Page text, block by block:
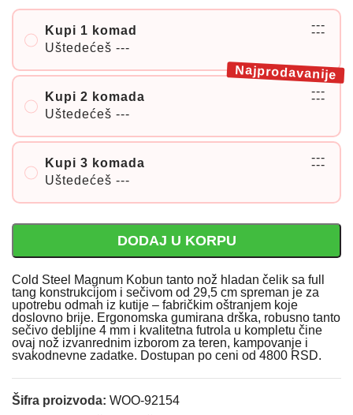
Kupi 1 komad
Uštedećeš ---
---
---
Kupi 2 komada
Uštedećeš ---
---
---
Najprodavanije
Kupi 3 komada
Uštedećeš ---
---
---
DODAJ U KORPU
Cold Steel Magnum Kobun tanto nož hladan čelik sa full
tang konstrukcijom i sečivom od 29,5 cm spreman je za
upotrebu odmah iz kutije – fabričkim oštranjem koje
doslovno brije. Ergonomska gumirana drška, robusno tanto
sečivo debljine 4 mm i kvalitetna futrola u kompletu čine
ovaj nož izvanrednim izborom za teren, kampovanje i
svakodnevne zadatke. Dostupan po ceni od 4800 RSD.
Šifra proizvoda: WOO-92154